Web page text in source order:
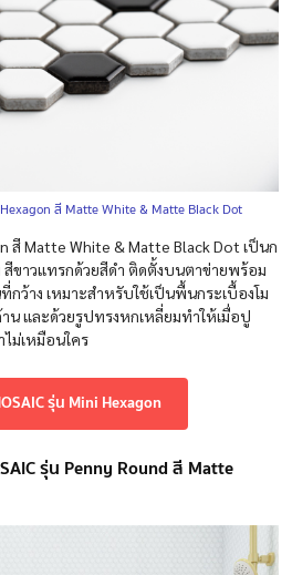
สี Matte White & Matte Black Dot
สี Matte White & Matte Black Dot เป็นก
ขาวแทรกด้วยสีดำ ติดตั้งบนตาข่ายพร้อม
กว้าง เหมาะสำหรับใช้เป็นพื้นกระเบื้องโม
น และด้วยรูปทรงหกเหลี่ยมทำให้เมื่อปู
ม่เหมือนใคร
รุ่น Mini Hexagon
รุ่น Penny Round สี Matte